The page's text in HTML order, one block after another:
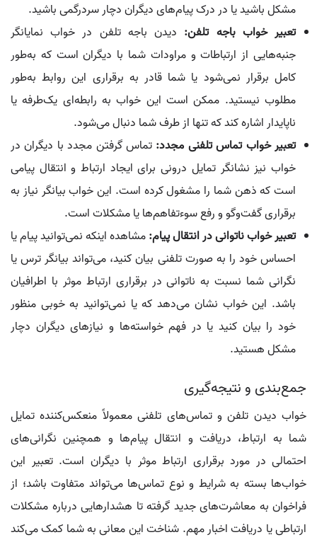
مشکل باشید یا در درک پیام‌های دیگران دچار سردرگمی باشید.
تعبیر خواب باجه تلفن: دیدن باجه تلفن در خواب نمایانگر
جنبه‌هایی از ارتباطات و مراودات شما با دیگران است که به‌طور
کامل برقرار نمی‌شود یا شما قادر به برقراری این روابط به‌طور
مطلوب نیستید. ممکن است این خواب به رابطه‌ای یک‌طرفه یا
ناپایدار اشاره کند که تنها از طرف شما دنبال می‌شود.
تعبیر خواب تماس تلفنی مجدد: تماس گرفتن مجدد با دیگران در
خواب نیز نشانگر تمایل درونی برای ایجاد ارتباط و انتقال پیامی
است که ذهن شما را مشغول کرده است. این خواب بیانگر نیاز به
برقراری گفت‌وگو و رفع سوءتفاهم‌ها یا مشکلات است.
تعبیر خواب ناتوانی در انتقال پیام:مشاهده اینکه نمی‌توانید پیام یا
احساس خود را به صورت تلفنی بیان کنید، می‌تواند بیانگر ترس یا
نگرانی شما نسبت به ناتوانی در برقراری ارتباط موثر با اطرافیان
باشد. این خواب نشان می‌دهد که یا نمی‌توانید به خوبی منظور
خود را بیان کنید یا در فهم خواسته‌ها و نیازهای دیگران دچار
مشکل هستید.
جمع‌بندی و نتیجه‌گیری
خواب دیدن تلفن و تماس‌های تلفنی معمولاً منعکس‌کننده تمایل
شما به ارتباط، دریافت و انتقال پیام‌ها و همچنین نگرانی‌های
احتمالی در مورد برقراری ارتباط موثر با دیگران است. تعبیر این
خواب‌ها بسته به شرایط و نوع تماس‌ها می‌تواند متفاوت باشد؛ از
فراخوان به معاشرت‌های جدید گرفته تا هشدارهایی درباره مشکلات
ارتباطی یا دریافت اخبار مهم. شناخت این معانی به شما کمک می‌کند